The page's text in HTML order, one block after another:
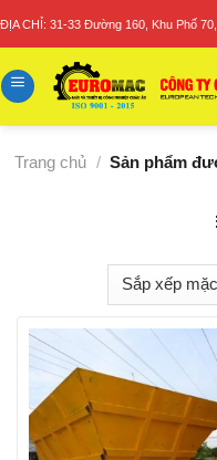
ĐỊA CHỈ: 31-33 Đường 160, Khu Phố
Trang chủ / Sản phẩm